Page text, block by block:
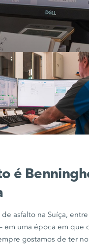
é
asfalto na Suíça,
em uma época em que
gostamos de ter